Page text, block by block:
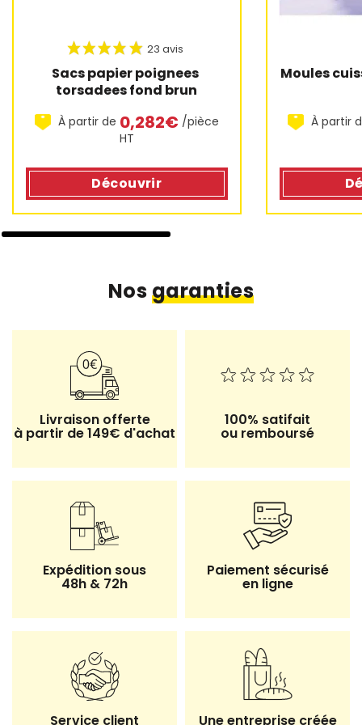
Sacs papier poignees
torsadees fond brun
À partir de 0,282€ /pièce
HT
Découvrir
Moules
À partir
Nosgaranties
Livraison offerte
à partir de 149€ d'achat
100% satifait
ou remboursé
Expédition sous
48h & 72h
Paiement sécurisé
en ligne
Service client Une entreprise créée